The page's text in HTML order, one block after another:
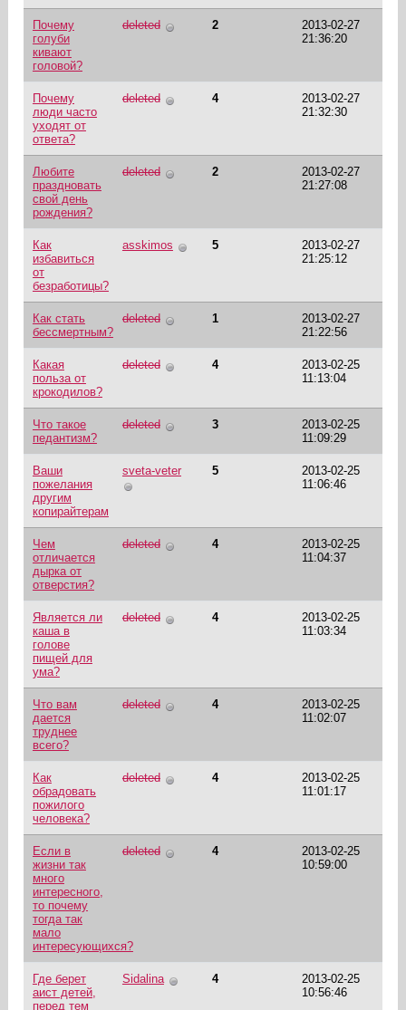
Почему
голуби
кивают
головой?
deleted 2
2013-02-27
21:36:20
Почему
люди часто
уходят от
ответа?
deleted 4
2013-02-27
21:32:30
Любите
праздновать
свой день
рождения?
deleted 2
2013-02-27
21:27:08
Как
избавиться
от
безработицы?
asskimos 5
2013-02-27
21:25:12
Как стать
бессмертным?
deleted 1
2013-02-27
21:22:56
Какая
польза от
крокодилов?
deleted 4
2013-02-25
11:13:04
Что такое
педантизм?
deleted 3
2013-02-25
11:09:29
Ваши
пожелания
другим
копирайтерам
sveta-veter 5
2013-02-25
11:06:46
Чем
отличается
дырка от
отверстия?
deleted 4
2013-02-25
11:04:37
Является ли
каша в
голове
пищей для
ума?
deleted 4
2013-02-25
11:03:34
Что вам
дается
труднее
всего?
deleted 4
2013-02-25
11:02:07
Как
обрадовать
пожилого
человека?
deleted 4
2013-02-25
11:01:17
Если в
жизни так
много
интересного,
то почему
тогда так
мало
интересующихся?
deleted 4
2013-02-25
10:59:00
Где берет
аист детей,
перед тем
Sidalina 4
2013-02-25
10:56:46